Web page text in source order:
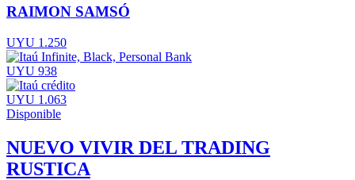
RAIMON SAMSÓ
UYU 1.250
UYU 938
UYU 1.063
Disponible
NUEVO VIVIR DEL TRADING
RUSTICA